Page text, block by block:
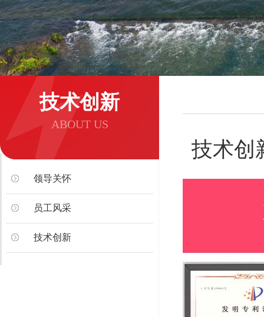
技术创新
ABOUT US
领导关怀
员工风采
技术创新
技术创